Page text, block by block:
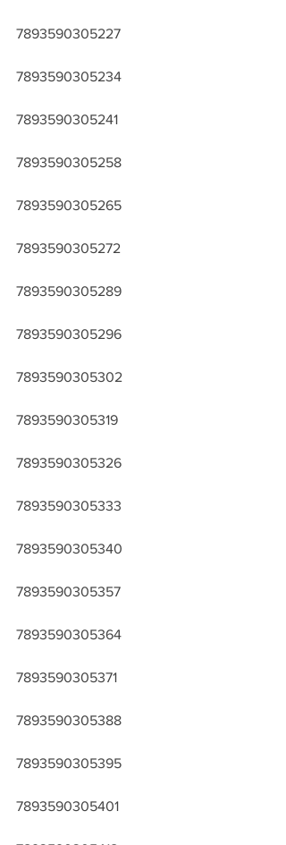
7893590305227
7893590305234
7893590305241
7893590305258
7893590305265
7893590305272
7893590305289
7893590305296
7893590305302
7893590305319
7893590305326
7893590305333
7893590305340
7893590305357
7893590305364
7893590305371
7893590305388
7893590305395
7893590305401